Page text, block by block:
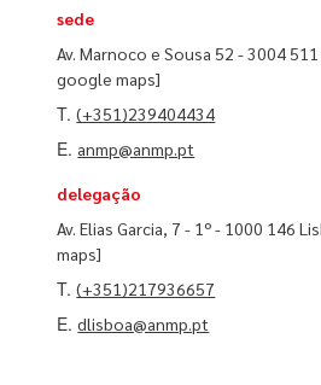
sede
Av. Marnoco e Sousa 52 - 3004
google maps]
T.(+351)239404434
E. anmp@anmp.pt
delegação
Av. Elias Garcia, 7 - 1º - 1000 146
maps]
T.(+351)217936657
E.dlisboa@anmp.pt